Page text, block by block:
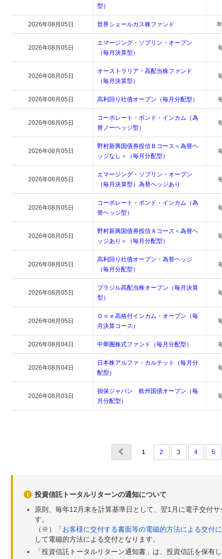
型）
2026年08月05日 世界シェールガス株ファンド
2026年08月05日
エマージング・ソブリン・オープン
（毎月決算型）
2026年08月05日
オーストラリア・高配当株ファンド
（毎月決算型）
2026年08月05日 高利回り社債オープン（毎月分配型）
2026年08月05日
コーポレート・ボンド・インカム（為
替ノーヘッジ型）
2026年08月05日
野村新興国債券投信Ｂコース＜為替ヘ
ッジなし＞（毎月分配型）
2026年08月05日
エマージング・ソブリン・オープン
（毎月決算型）為替ヘッジあり
2026年08月05日
コーポレート・ボンド・インカム（為
替ヘッジ型）
2026年08月05日
野村新興国債券投信Ａコース＜為替ヘ
ッジあり＞（毎月分配型）
2026年08月05日
高利回り社債オープン・為替ヘッジ
（毎月分配型）
2026年08月05日
ブラジル高配当株オープン（毎月決算
型）
2026年08月05日
Ｏｎｅ高格付インカム・オープン（毎
月決算コース）
2026年08月04日 中華圏株式ファンド（毎月分配型）
2026年08月04日
日本株アルファ・カルテット（毎月分
配型）
2026年08月03日
損保ジャパン 欧州国債オープン（毎
月分配型）
1 2 3 4 5
投資信託トータルリターンの通知について
原則、毎年12月末を計算基準日として、翌1月に電子交付
す。
（※）「お客様に交付する書面等の電磁的方法による交付
して電磁的方法による交付となります。
「投資信託トータルリターン通知書」は、投資信託を保有